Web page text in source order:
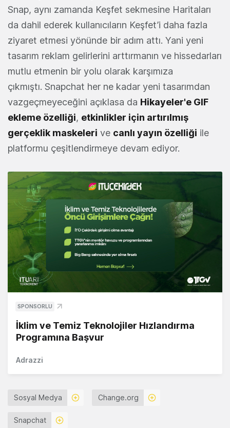
Snap, aynı zamanda Keşfet sekmesine Haritaları
da dahil ederek kullanıcıların Keşfet’i daha fazla
ziyaret etmesi yönünde bir adım attı. Yani yeni
tasarım reklam gelirlerini arttırmanın ve hissedarları
mutlu etmenin bir yolu olarak karşımıza
çıkmıştı. Snapchat her ne kadar yeni tasarımdan
vazgeçmeyeceğini açıklasa da Hikayeler'e GIF
ekleme özelliği, etkinlikler için artırılmış
gerçeklik maskeleri ve canlı yayın özelliği ile
platformu çeşitlendirmeye devam ediyor.
SPONSORLU
İklim ve Temiz Teknolojiler Hızlandırma
Programına Başvur
Adrazzi
Sosyal Medya Change.org
Snapchat